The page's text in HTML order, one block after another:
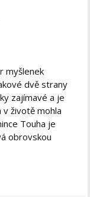
myšlenek
dvě strany
zajímavé a je
životě mohla
Touha je
obrovskou